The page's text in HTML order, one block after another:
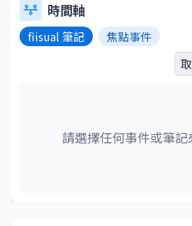
時間軸
fiisual 筆記
焦點事件
請選擇任何事件或筆